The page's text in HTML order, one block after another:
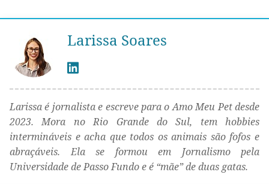
Larissa Soares
Larissa é jornalista e escreve para o Amo Meu Pet desde
2023. Mora no Rio Grande do Sul, tem hobbies
intermináveis e acha que todos os animais são fofos e
abraçáveis. Ela se formou em Jornalismo pela
Universidade de Passo Fundo e é “mãe” de duas gatas.